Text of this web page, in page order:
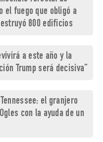
el fuego que obligó a
800 edificios
a este año y la
Trump será decisiva”
el granjero
con la ayuda de un